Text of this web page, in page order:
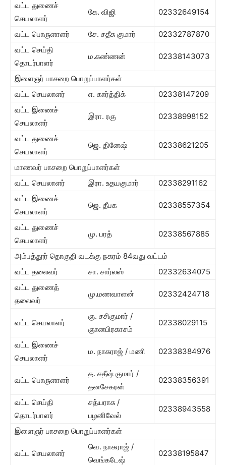
வட்ட துணைச்
செயலாளர்
கே. விஜி 02332649154
வட்ட பொருளாளர் சே. சதீசு குமார்
02332787870
வட்ட செய்தி
தொடர்பாளர்
ம.கண்ணன் 02338143073
இளைஞர் பாசறை பொறுப்பாளர்கள்
வட்ட செயலாளர்
எ. கார்த்திக்
02338147209
வட்ட இணைச்
செயலாளர்
இரா. ரகு 02338998152
வட்ட துணைச்
செயலாளர்
ஜெ. தினேஷ் 02338621205
மாணவர் பாசறை பொறுப்பாளர்கள்
வட்ட செயலாளர்
இரா. உதயகுமார்
02338291162
வட்ட இணைச்
செயலாளர்
ஜெ. தீபக 02338557354
வட்ட துணைச்
செயலாளர்
மு. பரத் 02338567885
அம்பத்தூர் தொகுதி வடக்கு நகரம் 84வது வட்டம்
வட்ட தலைவர்
சா. சார்லஸ்
02332634075
வட்ட துணைத்
தலைவர்
மு.மணவாளன் 02332424718
வட்ட செயலாளர்
ஞ. சசிகுமார் /
ஞானபிரகாசம்
02338029115
வட்ட இணைச்
செயலாளர்
ம. நாகராஜ் / மணி 02338384976
வட்ட பொருளாளர்
த. சதீஷ் குமார் /
தனசேகரன்
02338356391
வட்ட செய்தி
தொடர்பாளர்
சத்யராசு /
பழனிவேல்
02338943558
இளைஞர் பாசறை பொறுப்பாளர்கள்
வட்ட செயலாளர்
வெ. நாகராஜ் /
வெங்கடேஷ்
02338195847